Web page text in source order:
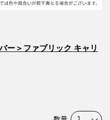
ー＞ファブリック キャリ